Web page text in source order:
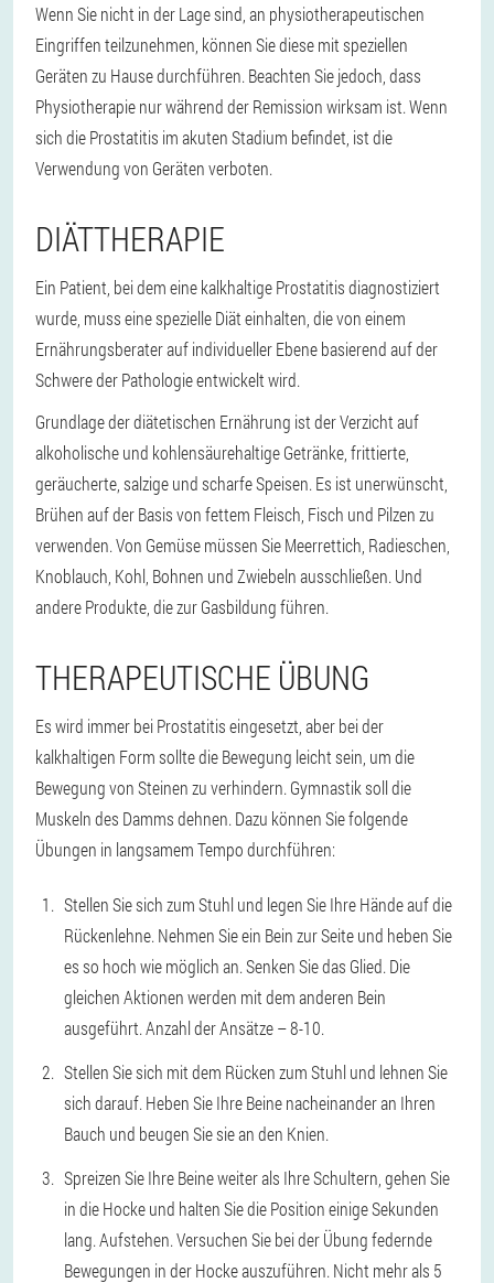
Wenn Sie nicht in der Lage sind, an physiotherapeutischen
Eingriffen teilzunehmen, können Sie diese mit speziellen
Geräten zu Hause durchführen. Beachten Sie jedoch, dass
Physiotherapie nur während der Remission wirksam ist. Wenn
sich die Prostatitis im akuten Stadium befindet, ist die
Verwendung von Geräten verboten.
DIÄTTHERAPIE
Ein Patient, bei dem eine kalkhaltige Prostatitis diagnostiziert
wurde, muss eine spezielle Diät einhalten, die von einem
Ernährungsberater auf individueller Ebene basierend auf der
Schwere der Pathologie entwickelt wird.
Grundlage der diätetischen Ernährung ist der Verzicht auf
alkoholische und kohlensäurehaltige Getränke, frittierte,
geräucherte, salzige und scharfe Speisen. Es ist unerwünscht,
Brühen auf der Basis von fettem Fleisch, Fisch und Pilzen zu
verwenden. Von Gemüse müssen Sie Meerrettich, Radieschen,
Knoblauch, Kohl, Bohnen und Zwiebeln ausschließen. Und
andere Produkte, die zur Gasbildung führen.
THERAPEUTISCHE ÜBUNG
Es wird immer bei Prostatitis eingesetzt, aber bei der
kalkhaltigen Form sollte die Bewegung leicht sein, um die
Bewegung von Steinen zu verhindern. Gymnastik soll die
Muskeln des Damms dehnen. Dazu können Sie folgende
Übungen in langsamem Tempo durchführen:
Stellen Sie sich zum Stuhl und legen Sie Ihre Hände auf die
Rückenlehne. Nehmen Sie ein Bein zur Seite und heben Sie
es so hoch wie möglich an. Senken Sie das Glied. Die
gleichen Aktionen werden mit dem anderen Bein
ausgeführt. Anzahl der Ansätze – 8-10.
Stellen Sie sich mit dem Rücken zum Stuhl und lehnen Sie
sich darauf. Heben Sie Ihre Beine nacheinander an Ihren
Bauch und beugen Sie sie an den Knien.
Spreizen Sie Ihre Beine weiter als Ihre Schultern, gehen Sie
in die Hocke und halten Sie die Position einige Sekunden
lang. Aufstehen. Versuchen Sie bei der Übung federnde
Bewegungen in der Hocke auszuführen. Nicht mehr als 5